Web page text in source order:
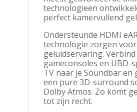
technologieën
perfect kamervullend
Ondersteunde HDMI
technologie zorgen
geluidservaring. Verbind
gameconsoles en UBD-
TV naar je Soundbar en
een pure 3D-surround
Dolby Atmos. Zo komt
tot zijn recht.